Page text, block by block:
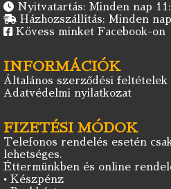
Nyitvatartás: Minden nap
Házhozszállítás: Minden
Kövess minket Facebook-on
INFORMÁCIÓK
Általános szerződési feltételek
Adatvédelmi nyilatkozat
FIZETÉSI MÓDOK
Telefonos rendelés esetén
lehetséges.
Éttermünkben és online
• Készpénz